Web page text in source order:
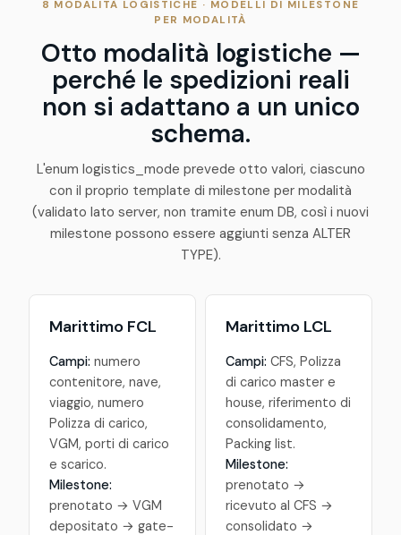
8 MODALITÀ LOGISTICHE · MODELLI DI MILESTONE
PER MODALITÀ
Otto modalità logistiche —
perché le spedizioni reali
non si adattano a un unico
schema.
L'enum logistics_mode prevede otto valori, ciascuno
con il proprio template di milestone per modalità
(validato lato server, non tramite enum DB, così i nuovi
milestone possono essere aggiunti senza ALTER
TYPE).
Marittimo FCL
Campi: numero
contenitore, nave,
viaggio, numero
Polizza di carico,
VGM, porti di carico
e scarico.
Milestone:
prenotato → VGM
depositato → gate-
Marittimo LCL
Campi: CFS, Polizza
di carico master e
house, riferimento di
consolidamento,
Packing list.
Milestone:
prenotato →
ricevuto al CFS →
consolidato →